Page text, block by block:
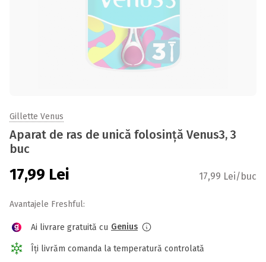
Gillette Venus
Aparat de ras de unică folosință Venus3, 3
buc
17,99 Lei 17,99 Lei/buc
Avantajele Freshful:
Ai livrare gratuită cu Genius
Îți livrăm comanda la temperatură controlată